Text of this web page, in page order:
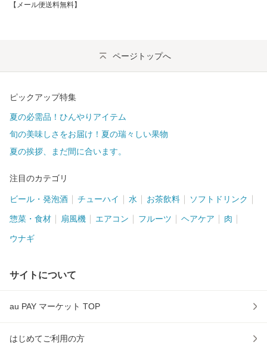
【メール便送料無料】
ページトップへ
ピックアップ特集
夏の必需品！ひんやりアイテム
旬の美味しさをお届け！夏の瑞々しい果物
夏の挨拶、まだ間に合います。
注目のカテゴリ
ビール・発泡酒 チューハイ 水 お茶飲料 ソフトドリンク
惣菜・食材 扇風機 エアコン フルーツ ヘアケア 肉
ウナギ
サイトについて
au PAY マーケット TOP
はじめてご利用の方